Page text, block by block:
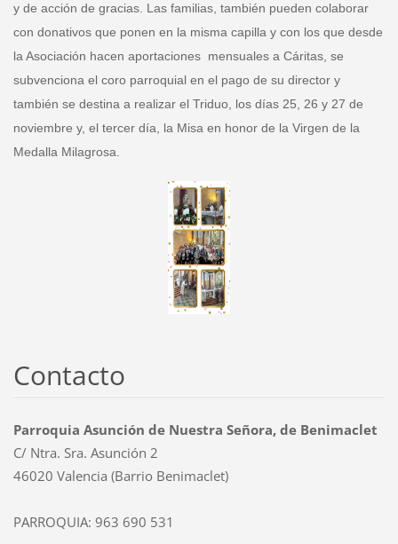
y de acción de gracias. Las familias, también pueden colaborar
con donativos que ponen en la misma capilla y con los que desde
la Asociación hacen aportaciones mensuales a Cáritas, se
subvenciona el coro parroquial en el pago de su director y
también se destina a realizar el Triduo, los días 25, 26 y 27 de
noviembre y, el tercer día, la Misa en honor de la Virgen de la
Medalla Milagrosa.
Contacto
Parroquia Asunción de Nuestra Señora, de Benimaclet
C/ Ntra. Sra. Asunción 2
46020 Valencia (Barrio Benimaclet)
PARROQUIA: 963 690 531